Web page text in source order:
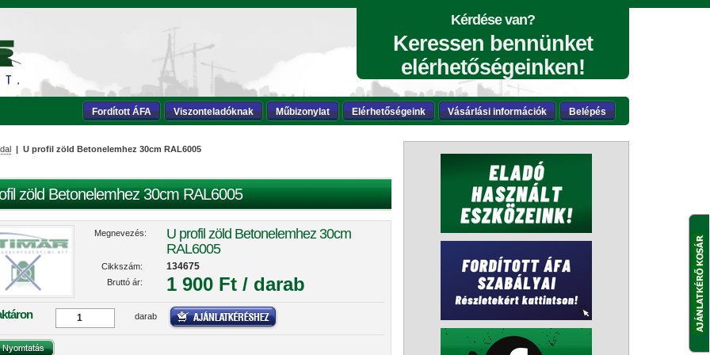
Kérdése van?
Keressen bennünket
elérhetőségeinken!
Fordított ÁFA Viszonteladóknak Műbizonylat Elérhetőségeink Vásárlási információk Belépés
| U profil zöld Betonelemhez 30cm RAL6005
zöld Betonelemhez 30cm RAL6005
Megnevezés:
U profil zöld Betonelemhez 30cm
RAL6005
Cikkszám: 134675
Bruttó ár: 1 900 Ft / darab
darab